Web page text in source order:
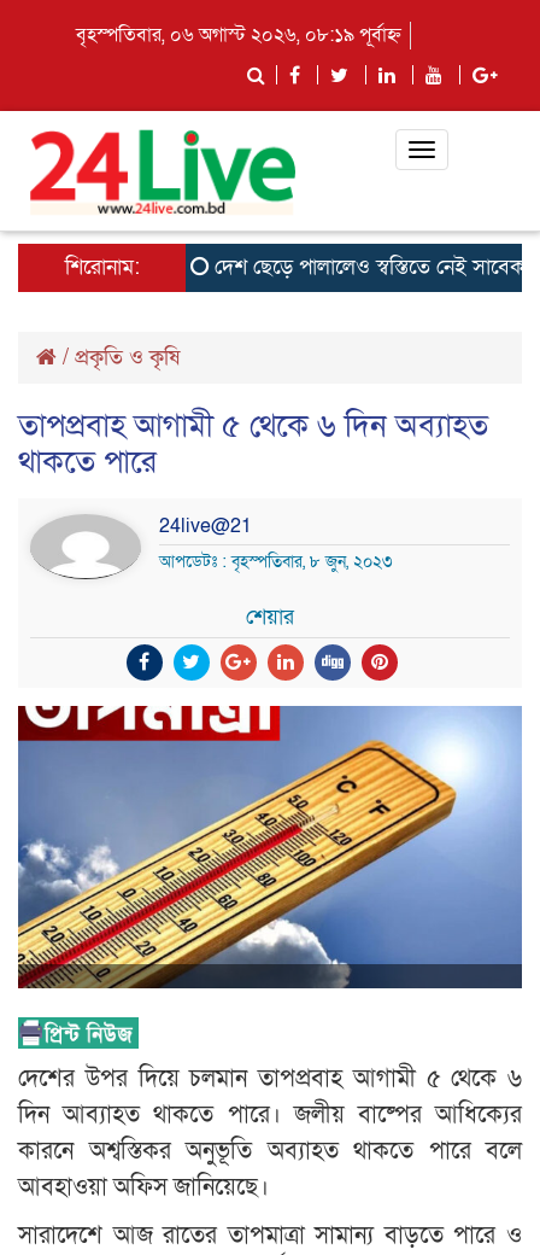
বৃহস্পতিবার, ০৬ অগাস্ট ২০২৬, ০৮:১৯ পূর্বাহ্ন
Toggle
শিরোনাম: দেশ ছেড়ে পালালেও স্বস্তিতে নেই সাবেক
/ প্রকৃতি ও কৃষি
তাপপ্রবাহ আগামী ৫ থেকে ৬ দিন অব্যাহত
থাকতে পারে
24live@21
আপডেটঃ : বৃহস্পতিবার, ৮ জুন, ২০২৩
শেয়ার
দেশের উপর দিয়ে চলমান তাপপ্রবাহ আগামী ৫ থেকে ৬
দিন আব্যাহত থাকতে পারে। জলীয় বাষ্পের আধিক্যের
কারনে অশ্বস্তিকর অনুভূতি অব্যাহত থাকতে পারে বলে
আবহাওয়া অফিস জানিয়েছে।
সারাদেশে আজ রাতের তাপমাত্রা সামান্য বাড়তে পারে ও